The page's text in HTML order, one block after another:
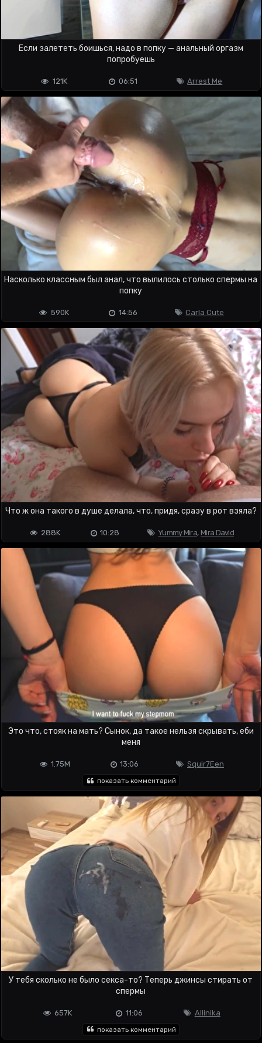
Если залететь боишься, надо в попку — анальный оргазм
попробуешь
Arrest Me
06:51
121K
Насколько классным был анал, что вылилось столько спермы на
попку
Carla Cute
14:56
590K
Что ж она такого в душе делала, что, придя, сразу в рот взяла?
Yummy Mira, Mira David
10:28
288K
Это что, стояк на мать? Сынок, да такое нельзя скрывать, еби
меня
Squir7Een
13:06
1.75M
показать комментарий
У тебя сколько не было секса-то? Теперь джинсы стирать от
спермы
Allinika
11:06
657K
показать комментарий